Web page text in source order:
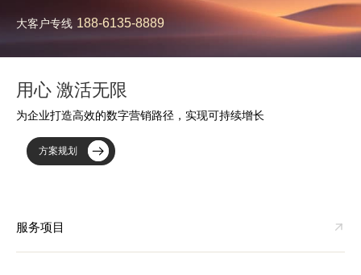
大客户专线 188-6135-8889
用心 激活无限
为企业打造高效的数字营销路径，实现可持续增长
方案规划
服务项目